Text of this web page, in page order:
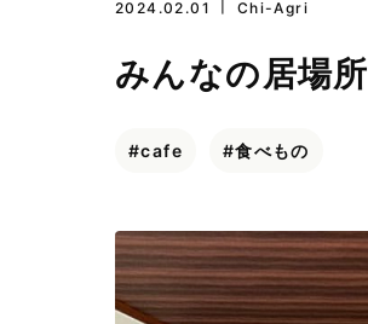
2024.02.01 Chi-Agri
みんなの居場所
cafe 食べもの